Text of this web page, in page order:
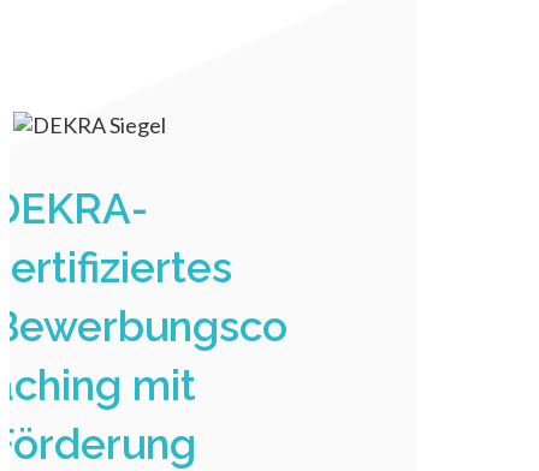
mit